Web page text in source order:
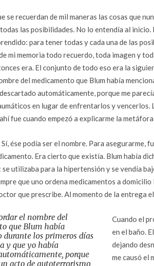
se recuerdan de mil maneras las cosas que
las posibilidades. No lo entendía al
para tener todas y cada una de las
mi memoria todo recuerdo, toda imagen y
era. El conjunto de todo eso era la
del medicamento que Blum había
automáticamente, porque me
en lugar de enfrentarlos y vencerlos.
fue cuando empezó a explicarme la
Sí, ése podía ser el nombre. Para asegurarme,
Era cierto que existía. Blum había
utilizaba para la hipertensión y se vendía
que uno ordena medicamentos a
que prescribe. Al momento de la entrega
el nombre del
que Blum había
durante los primeros días
y que yo había
porque
acto de autoterrorismo
Cuando el
en el baño.
dejando
me causó el